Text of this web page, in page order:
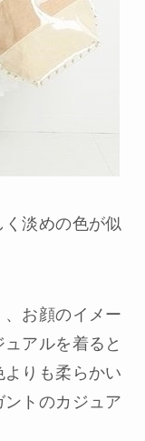
淡めの色が似
お顔のイメー
アルを着ると
りも柔らかい
トのカジュア